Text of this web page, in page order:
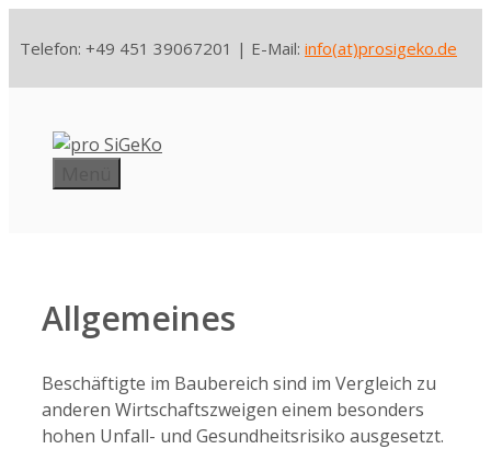
Inhalt
Telefon: +49 451 39067201 | E-Mail: info(at)prosigeko.de
Allgemeines
Beschäftigte im Baubereich sind im Vergleich zu
anderen Wirtschaftszweigen einem besonders
hohen Unfall- und Gesundheitsrisiko ausgesetzt.